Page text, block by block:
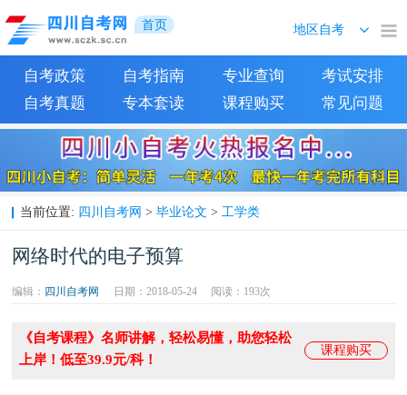
首页
自考政策 自考指南 专业查询
考试安排
自考真题
专本套读 课程购买 常见问题
当前位置: 四川自考网 > 毕业论文 > 工学类
网络时代的电子预算
编辑： 四川自考网 日期：2018-05-24 阅读： 193次
课程购买
《自考课程》名师讲解，轻松易懂，助您轻松
上岸！低至39.9元/科！